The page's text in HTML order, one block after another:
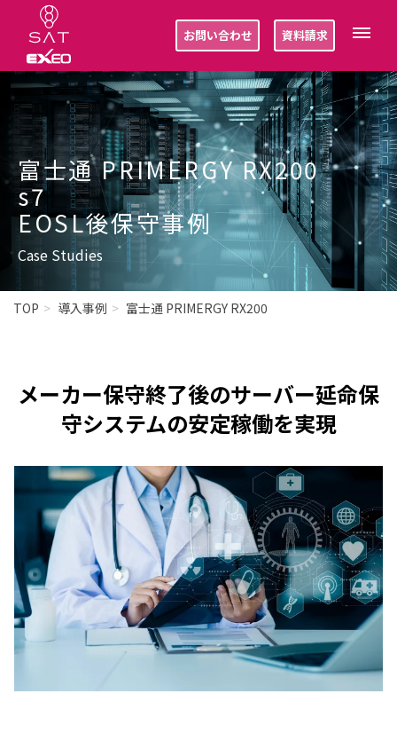
お問い合わせ 資料請求
富士通 PRIMERGY RX200
s7
EOSL後保守事例
Case Studies
TOP 導入事例 富士通 PRIMERGY RX200
メーカー保守終了後のサーバー延命保
守システムの安定稼働を実現